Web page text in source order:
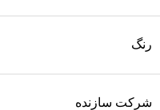
رنگ
شرکت سازنده